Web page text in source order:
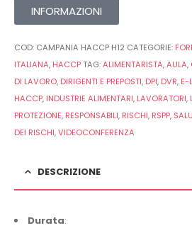
INFORMAZIONI
COD: CAMPANIA HACCP H12 CATEGORIE:
ITALIANA, HACCPTAG:ALIMENTARISTA,AULA,
DI LAVORO, DIRIGENTI E PREPOSTI, DPI, DVR, E-
HACCP, INDUSTRIE ALIMENTARI, LAVORATORI,
PROTEZIONE, RESPONSABILI, RISCHI, RSPP,
DEI RISCHI,VIDEOCONFERENZA
DESCRIZIONE
Durata: